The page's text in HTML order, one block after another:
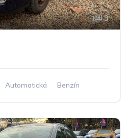
3
Automatická
Benzín